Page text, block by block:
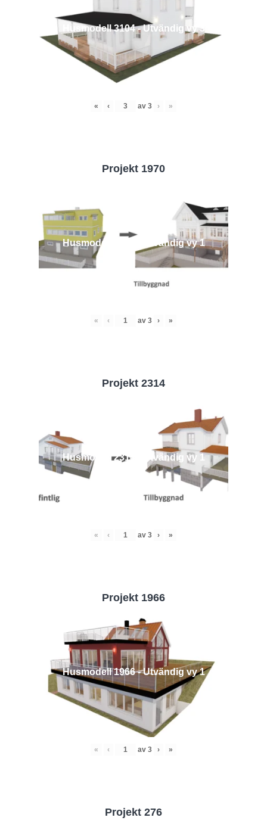
Husmodell 3104 - Utvändig vy 3
« ‹ av 3 › »
Projekt 1970
Husmodell 1970 - Utvändig vy 1
« ‹ av 3 › »
Projekt 2314
Husmodell 2314 - Utvändig vy 1
« ‹ av 3 › »
Projekt 1966
Husmodell 1966 - Utvändig vy 1
« ‹ av 3 › »
Projekt 276